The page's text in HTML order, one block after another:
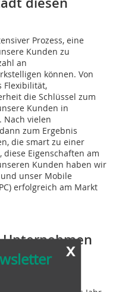
Prozess, eine
Kunden zu
an
können. Von
Flexibilität,
die Schlüssel zum
Kunden in
Nach vielen
zum Ergebnis
die smart zu einer
Eigenschaften am
Kunden haben wir
unser Mobile
erfolgreich am Markt
x